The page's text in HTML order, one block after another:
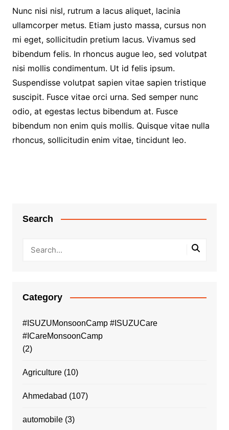
Nunc nisi nisl, rutrum a lacus aliquet, lacinia
ullamcorper metus. Etiam justo massa, cursus non
mi eget, sollicitudin pretium lacus. Vivamus sed
bibendum felis. In rhoncus augue leo, sed volutpat
nisi mollis condimentum. Ut id felis ipsum.
Suspendisse volutpat sapien vitae sapien tristique
suscipit. Fusce vitae orci urna. Sed semper nunc
odio, at egestas lectus bibendum at. Fusce
bibendum non enim quis mollis. Quisque vitae nulla
rhoncus, sollicitudin enim vitae, tincidunt leo.
Search
Category
#ISUZUMonsoonCamp #ISUZUCare
#ICareMonsoonCamp
(2)
Agriculture(10)
Ahmedabad (107)
automobile(3)